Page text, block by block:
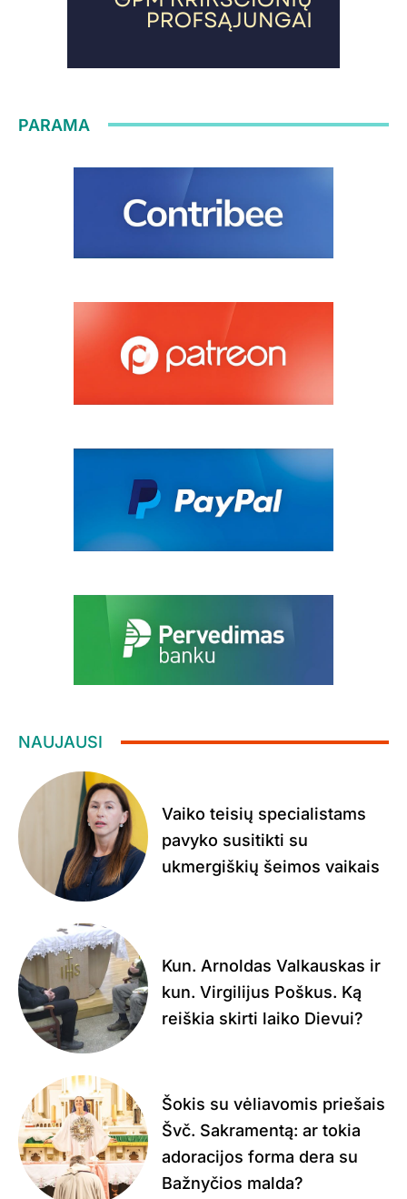
PARAMA
NAUJAUSI
Vaiko teisių specialistams
pavyko susitikti su
ukmergiškių šeimos vaikais
Kun. Arnoldas Valkauskas ir
kun. Virgilijus Poškus. Ką
reiškia skirti laiko Dievui?
Šokis su vėliavomis priešais
Švč. Sakramentą: ar tokia
adoracijos forma dera su
Bažnyčios malda?